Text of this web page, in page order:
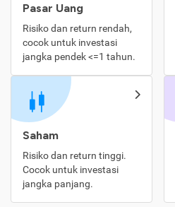
Pasar Uang
Risiko dan return rendah,
cocok untuk investasi
jangka pendek <=1 tahun.
Saham
Risiko dan return tinggi.
Cocok untuk investasi
jangka panjang.